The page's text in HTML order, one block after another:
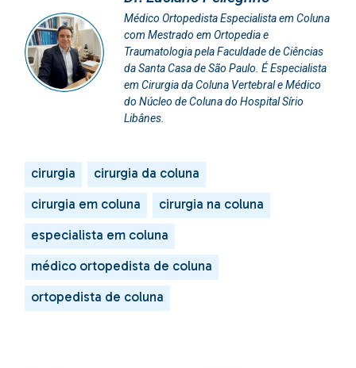
Médico Ortopedista Especialista em Coluna
com Mestrado em Ortopedia e
Traumatologia pela Faculdade de Ciências
da Santa Casa de São Paulo. É Especialista
em Cirurgia da Coluna Vertebral e Médico
do Núcleo de Coluna do Hospital Sírio
Libânes.
cirurgia
cirurgia da coluna
cirurgia em coluna
cirurgia na coluna
especialista em coluna
médico ortopedista de coluna
ortopedista de coluna